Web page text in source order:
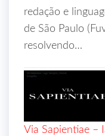
redação e
de São Paulo
resolvendo…
Via Sapientiae –